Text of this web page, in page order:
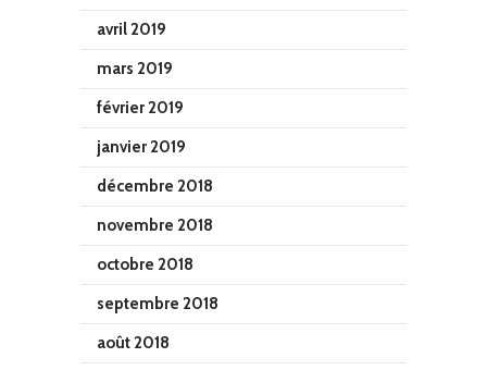
avril 2019
mars 2019
février 2019
janvier 2019
décembre 2018
novembre 2018
octobre 2018
septembre 2018
août 2018